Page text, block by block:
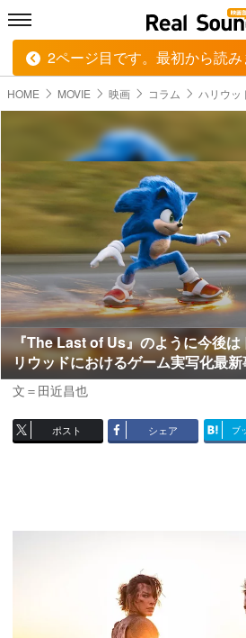
HOME MUSIC MOVIE
HOME MOVIE 映画 コラム ハリウッ
『The Last of Us』のように今後
リウッドにおけるゲーム実写化最
文＝田近昌也
ポスト シェア ブ
2ページ目です。最初から読